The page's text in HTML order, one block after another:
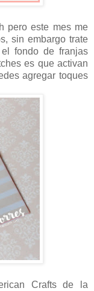
pero este mes me
sin embargo trate
fondo de franjas
es que activan
agregar toques
Crafts de la